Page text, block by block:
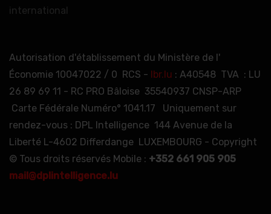
international
Autorisation d'établissement du Ministère de l'
Économie 10047022 / 0 RCS - lbr.lu : A40548 TVA : LU
26 89 69 11 - RC PRO Bâloise 35540937 CNSP-ARP
Carte Fédérale Numéro° 1041.17 Uniquement sur
rendez-vous : DPL Intelligence 144 Avenue de la
Liberté L-4602 Differdange LUXEMBOURG - Copyright
© Tous droits réservés Mobile : +352 661 905 905
mail@dplintelligence.lu